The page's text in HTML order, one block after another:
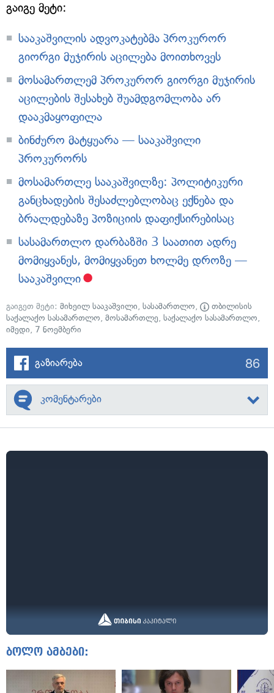
გაიგე მეტი:
სააკაშვილის ადვოკატებმა პროკურორ
გიორგი მუჯირის აცილება მოითხოვეს
მოსამართლემ პროკურორ გიორგი მუჯირის
აცილების შესახებ შუამდგომლობა არ
დააკმაყოფილა
ბინძურო მატყუარა — სააკაშვილი
პროკურორს
მოსამართლე სააკაშვილზე: პოლიტიკური
განცხადების შესაძლებლობაც ექნება და
ბრალდებაზე პოზიციის დაფიქსირებისაც
სასამართლო დარბაზში 3 საათით ადრე
მომიყვანეს, მომიყვანეთ ხოლმე დროზე —
სააკაშვილი
გაიგეთ მეტი: მიხეილ სააკაშვილი, სასამართლო,
თბილისის
საქალაქო სასამართლო, მოსამართლე, საქალაქო სასამართლო,
იმედი, 7 ნოემბერი
გაზიარება 86
კომენტარები
ბოლო ამბები: